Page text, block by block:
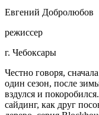
Евгений Добролюбов
режиссер
г. Чебоксары
Честно говоря,
один сезон, после
вздулся и
сайдинг, как друг